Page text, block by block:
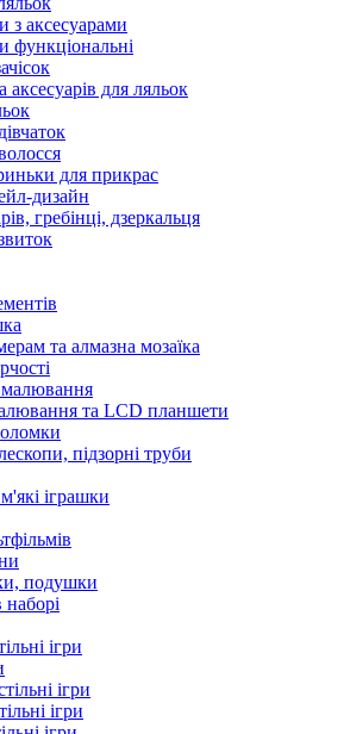
з аксесуарами
функціональні
для ляльок
для прикрас
дизайн
гребінці, дзеркальця
та алмазна мозаїка
та LCD планшети
підзорні труби
іграшки
подушки
ігри
ігри
ігри